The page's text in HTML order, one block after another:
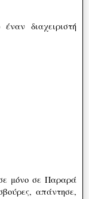
διαχειριστή
μόνο σε Παραρά
απάντησε,